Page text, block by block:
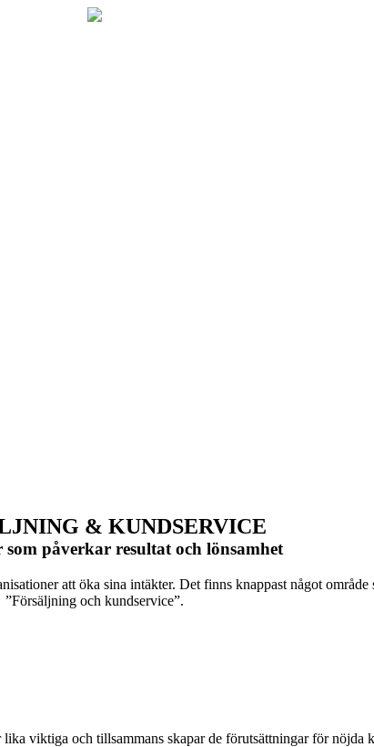
& KUNDSERVICE
påverkar resultat och lönsamhet
att öka sina intäkter. Det finns knappast något
”Försäljning och kundservice”.
viktiga och tillsammans skapar de förutsättningar för nöjda